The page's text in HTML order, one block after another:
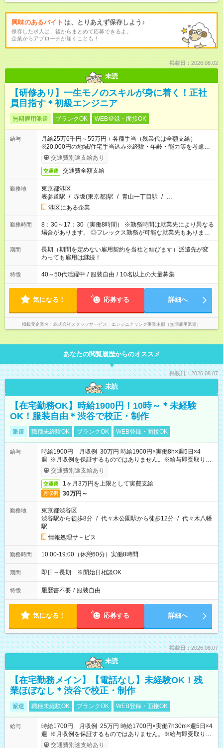
興味のあるバイト は、とりあえず保存しよう♪
保存した求人は、後からまとめて応募できるよ。
企業からアプローチが届くことも！
掲載日：2026.08.02
未読
【研修あり】一生モノのスキルが身に着く！正社
員目指す＊初級エンジニア
無期雇用派遣 ブランクOK WEB登録・面接OK
給与
月給25万6千円～55万円＋各種手当（残業代は全額支給）
※20,000円の地域/住宅手当込み※経験・年齢・能力等を考慮し
て加給・優遇します。★同一就業先で1年以上継続したら月1万
円の継続手当支給
交通費別途支給あり
交通費 交通費全額支給
勤務地
東京都港区
表参道駅 / 赤坂(東京都)駅 / 青山一丁目駅 / …
港区にある企業
勤務時間
8：30～17：30（実働8時間） ※勤務時間は就業先により異なる
場合があります。 ◎フレックス勤務が可能な就業先もありま
す。 ◎今よりもさらに働きやすい環境をつくるべく、 働き方
改革に全社をあげて取り組んでいます。
期間
長期（期間を定めない雇用契約を当社と結びます）派遣先が変
わっても雇用は継続！
特徴 40～50代活躍中 / 服装自由 / 10名以上の大量募集
気になる！ 応募する 詳細へ
掲載元企業名 株式会社スタッフサービス エンジニアリング事業本部（無期雇用派遣）
あなたの閲覧履歴からのオススメ
掲載日：2026.08.07
未読
【在宅勤務OK】時給1900円！10時～＊未経験
OK！服装自由＊渋谷で校正・制作
派遣 職種未経験OK ブランクOK WEB登録・面接OK
給与
時給1900円 月収例 30万円 時給1900円×実働8h×週5日×4
週 ※月収例を保証するものではありません。※給与即受取りサ
ービス利用可（利用条件有）
交通費別途支給あり
交通費 1ヶ月3万円を上限として実費支給
月収例 30万円～
勤務地
東京都渋谷区
渋谷駅から徒歩8分 / 代々木公園駅から徒歩12分 / 代々木八幡
駅
情報処理サ－ビス
勤務時間 10:00-19:00（休憩60分）実働8時間
期間 即日～長期 ※開始日相談OK
特徴 履歴書不要 / 服装自由
気になる！ 応募する 詳細へ
掲載日：2026.08.07
未読
【在宅勤務メイン】【電話なし】未経験OK！残
業ほぼなし＊渋谷で校正・制作
派遣 職種未経験OK ブランクOK WEB登録・面接OK
給与
時給1700円 月収例 25万円 時給1700円×実働7h30m×週5日×4
週 ※月収例を保証するものではありません。※給与即受取りサ
ービス利用可（利用条件有）
交通費別途支給あり